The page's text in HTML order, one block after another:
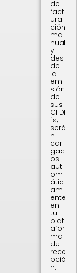
de
fact
ura
ción
ma
nual
y
des
de
la
emi
sión
de
sus
CFDI
´s,
será
n
car
gad
os
aut
om
átic
am
ente
en
tu
plat
afor
ma
de
rece
pció
n.